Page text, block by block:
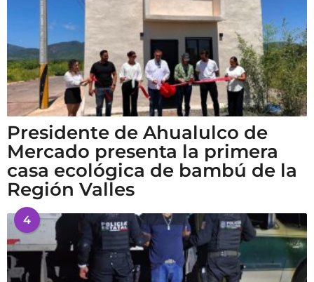
Presidente de Ahualulco de
Mercado presenta la primera
casa ecológica de bambú de la
Región Valles
4